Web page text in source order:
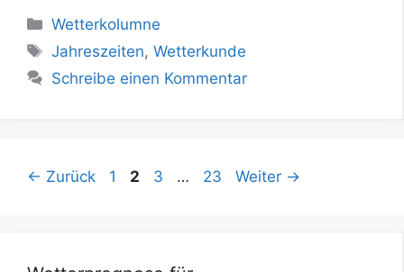
Kategorien
Wetterkolumne
Schlagwörter
Jahreszeiten,Wetterkunde
Schreibe einen Kommentar
← Zurück Seite
1 Seite
2 Seite
3 … Seite
23 Weiter →